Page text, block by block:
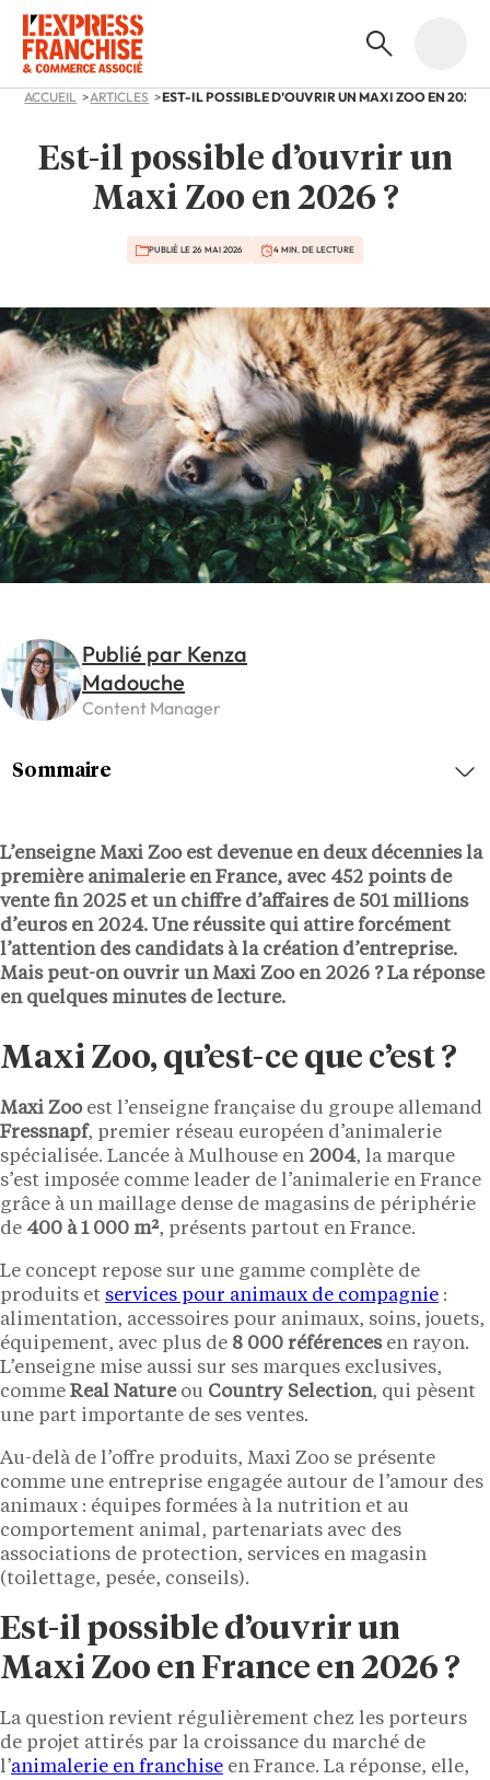
ACCUEIL ARTICLES EST-IL POSSIBLE D’OUVRIR UN MAXI ZOO EN 2026 ?
Est-il possible d’ouvrir un
Maxi Zoo en 2026 ?
PUBLIÉ LE 26 MAI 2026 4 MIN. DE LECTURE
Publié par Kenza
Madouche
Content Manager
L’enseigne Maxi Zoo est devenue en deux décennies la
première animalerie en France, avec 452 points de
vente fin 2025 et un chiffre d’affaires de 501 millions
d’euros en 2024. Une réussite qui attire forcément
l’attention des candidats à la création d’entreprise.
Mais peut-on ouvrir un Maxi Zoo en 2026 ? La réponse
en quelques minutes de lecture.
Maxi Zoo, qu’est-ce que c’est ?
Maxi Zooest l’enseigne française du groupe allemand
Fressnapf, premier réseau européen d’animalerie
spécialisée. Lancée à Mulhouse en 2004, la marque
s’est imposée comme leader de l’animalerie en France
grâce à un maillage dense de magasins de périphérie
de 400 à 1 000 m², présents partout en France.
Le concept repose sur une gamme complète de
produits et services pour animaux de compagnie :
alimentation, accessoires pour animaux, soins, jouets,
équipement, avec plus de 8 000 référencesen rayon.
L’enseigne mise aussi sur ses marques exclusives,
comme Real Natureou Country Selection, qui pèsent
une part importante de ses ventes.
Au-delà de l’offre produits, Maxi Zoo se présente
comme une entreprise engagée autour de l’amour des
animaux : équipes formées à la nutrition et au
comportement animal, partenariats avec des
associations de protection, services en magasin
(toilettage, pesée, conseils).
Est-il possible d’ouvrir un
Maxi Zoo en France en 2026 ?
La question revient régulièrement chez les porteurs
de projet attirés par la croissance du marché de
l’animalerie en franchise en France. La réponse, elle,
Sommaire